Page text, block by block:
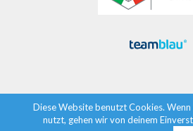
Diese Website benutzt Cookies.
nutzt, gehen wir von deinem